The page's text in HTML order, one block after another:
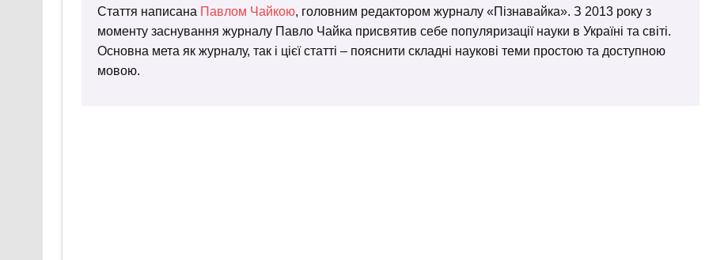
Стаття написана Павлом Чайкою, головним редактором журналу «Пізнавайка». З 2013 року з
моменту заснування журналу Павло Чайка присвятив себе популяризації науки в Україні та світі.
Основна мета як журналу, так і цієї статті – пояснити складні наукові теми простою та доступною
мовою.